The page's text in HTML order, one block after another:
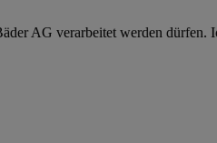
AG verarbeitet werden dürfen.